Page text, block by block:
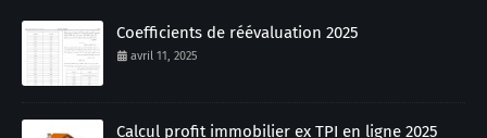
Coefficients de réévaluation 2025
avril 11, 2025
Calcul profit immobilier ex TPI en ligne 2025